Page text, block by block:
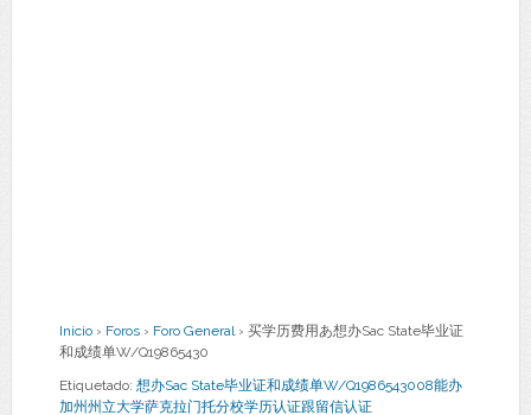
Inicio › Foros › Foro General › 买学历费用あ想办Sac State毕业证
和成绩单W/Q19865430
Etiquetado: 想办Sac State毕业证和成绩单W/Q1986543008能办
加州州立大学萨克拉门托分校学历认证跟留信认证